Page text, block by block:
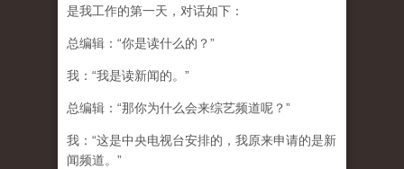
是我工作的第一天，对话如下：
总编辑：“你是读什么的？”
我：“我是读新闻的。”
总编辑：“那你为什么会来综艺频道呢？”
我：“这是中央电视台安排的，我原来申请的是新
闻频道。”